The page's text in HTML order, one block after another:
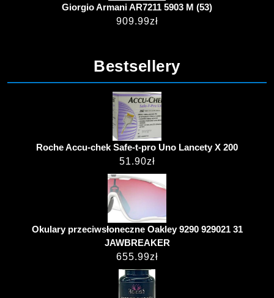
Giorgio Armani AR7211 5903 M (53)
909.99zł
Bestsellery
Roche Accu-chek Safe-t-pro Uno Lancety X 200
51.90zł
Okulary przeciwsłoneczne Oakley 9290 929021 31
JAWBREAKER
655.99zł